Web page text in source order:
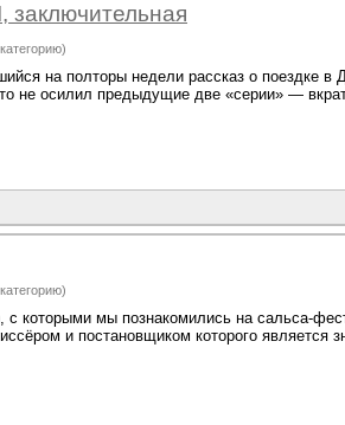
заключительная
на полторы недели рассказ о поездке
не осилил предыдущие две «серии» —
с которыми мы познакомились на сальса-
и постановщиком которого является